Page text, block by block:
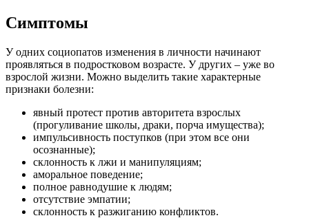
Симптомы
У одних социопатов изменения в личности начинают
проявляться в подростковом возрасте. У других – уже во
взрослой жизни. Можно выделить такие характерные
признаки болезни:
явный протест против авторитета взрослых
(прогуливание школы, драки, порча имущества);
импульсивность поступков (при этом все они
осознанные);
склонность к лжи и манипуляциям;
аморальное поведение;
полное равнодушие к людям;
отсутствие эмпатии;
склонность к разжиганию конфликтов.